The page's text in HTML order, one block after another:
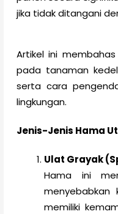
jika tidak ditangani
Artikel ini
pada tanaman
serta cara
lingkungan.
Jenis-Jenis Hama
Ulat Grayak
Hama ini
menyebabkan
memiliki